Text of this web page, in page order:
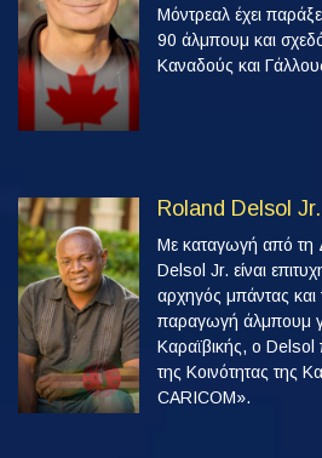
Μόντρεαλ έχει
90 άλμπουμ και
Καναδούς και
Roland Delsol Jr.
Με καταγωγή από τη
Delsol Jr. είναι
αρχηγός μπάντας
παραγωγή άλμπουμ
Καραϊβικής, ο Delsol
της Κοινότητας της
CARICOM».